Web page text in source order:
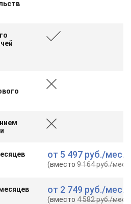
от 5 497 руб./мес.
(вместо9 164 руб./мес.
от 2 749 руб./мес.
(вместо4 582 руб./мес.